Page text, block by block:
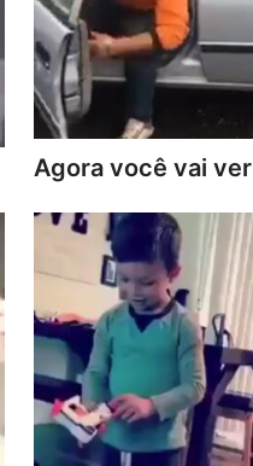
Agora você vai ver